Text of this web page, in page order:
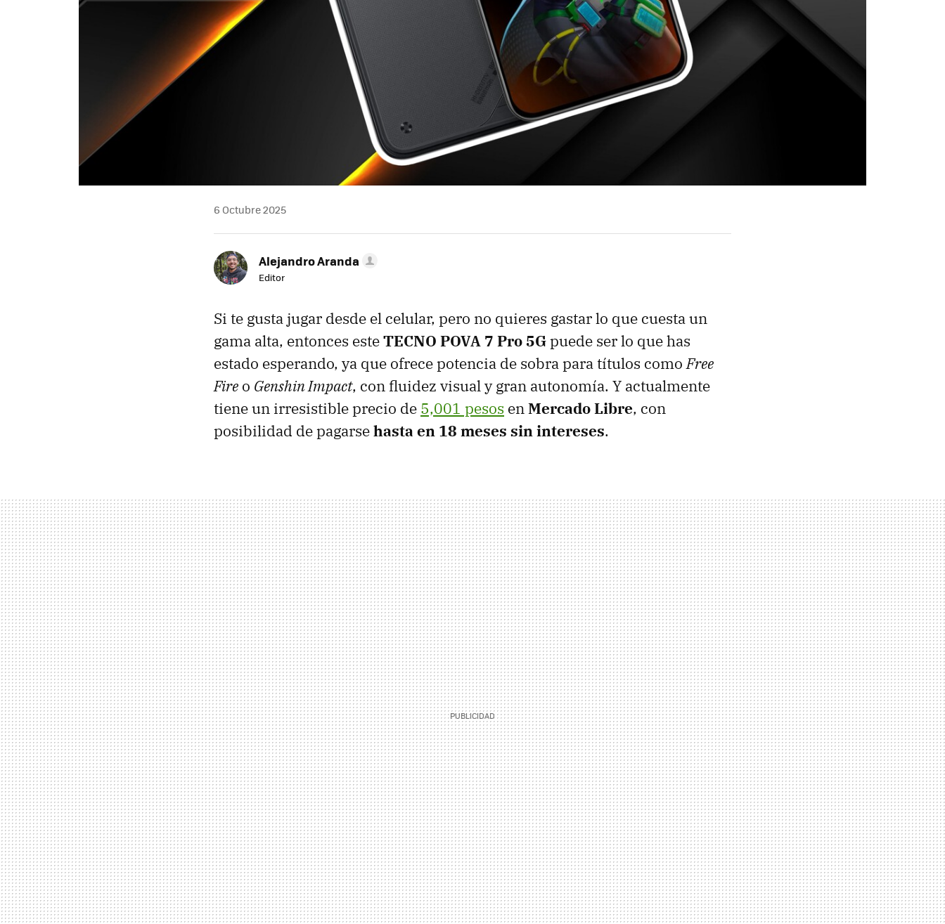
6 Octubre 2025
Alejandro Aranda
Editor
Si te gusta jugar desde el celular, pero no quieres gastar lo que cuesta un
gama alta, entonces esteTECNO POVA 7 Pro 5Gpuede ser lo que has
estado esperando, ya que ofrece potencia de sobra para títulos comoFree
Fire o Genshin Impact, con fluidez visual y gran autonomía. Y actualmente
tiene un irresistible precio de 5,001 pesos enMercado Libre, con
posibilidad de pagarsehasta en 18 meses sin intereses.